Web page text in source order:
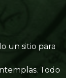
un sitio para
Todo